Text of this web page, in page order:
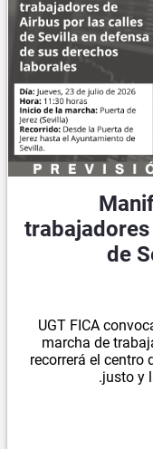
de
UGT FICA
marcha de
recorrerá el
justo y